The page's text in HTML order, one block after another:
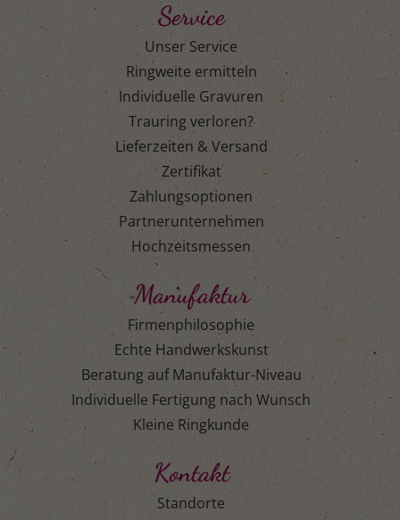
Service
Unser Service
Ringweite ermitteln
Individuelle Gravuren
Trauring verloren?
Lieferzeiten & Versand
Zertifikat
Zahlungsoptionen
Partnerunternehmen
Hochzeitsmessen
Manufaktur
Firmenphilosophie
Echte Handwerkskunst
Beratung auf Manufaktur-Niveau
Individuelle Fertigung nach Wunsch
Kleine Ringkunde
Kontakt
Standorte